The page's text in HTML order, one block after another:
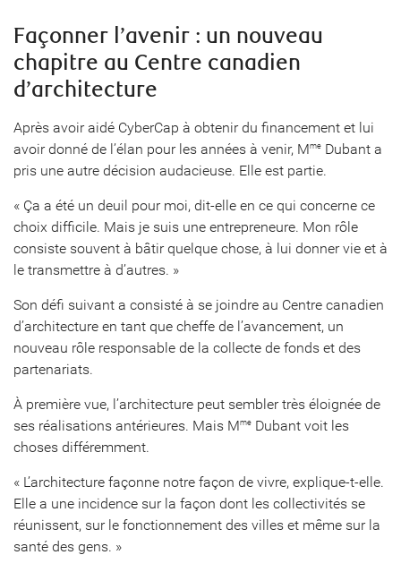
Façonner l’avenir : un nouveau
chapitre au Centre canadien
d’architecture
Après avoir aidé CyberCap à obtenir du financement et lui
avoir donné de l’élan pour les années à venir, Mme Dubant a
pris une autre décision audacieuse. Elle est partie.
« Ça a été un deuil pour moi, dit-elle en ce qui concerne ce
choix difficile. Mais je suis une entrepreneure. Mon rôle
consiste souvent à bâtir quelque chose, à lui donner vie et à
le transmettre à d’autres. »
Son défi suivant a consisté à se joindre au Centre canadien
d’architecture en tant que cheffe de l’avancement, un
nouveau rôle responsable de la collecte de fonds et des
partenariats.
À première vue, l’architecture peut sembler très éloignée de
ses réalisations antérieures. Mais Mme Dubant voit les
choses différemment.
« L’architecture façonne notre façon de vivre, explique-t-elle.
Elle a une incidence sur la façon dont les collectivités se
réunissent, sur le fonctionnement des villes et même sur la
santé des gens. »